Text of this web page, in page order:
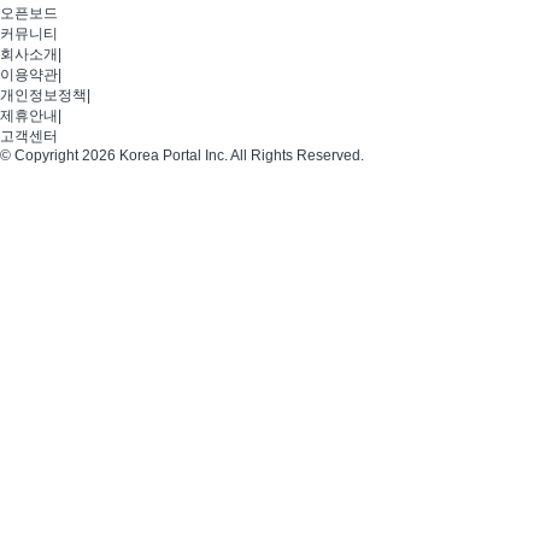
오픈보드
커뮤니티
회사소개
이용약관
개인정보정책
제휴안내
고객센터
© Copyright 2026 Korea Portal Inc. All Rights Reserved.